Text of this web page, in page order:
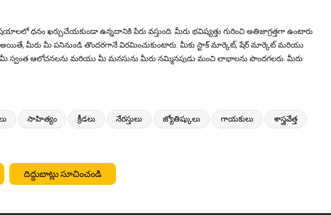
ఖర్చుచేయకుండా ఉన్నదానికి పేరు వస్తుంది. మీరు భవిష్యత్తు గురించి అతిజాగ్రత్తగా ఉంటారు
మీరు మీ పనినుండి తొందరగానే విరమించుకుంటారు. మీకు స్టాక్ మార్కెట్, షేర్ మార్కెట్ మరియు
స్వంత ఆలోచనలను మరియు మీ మనసును మీరు నమ్మినపుడు మంచి లాభాలను పొందగలరు. మీరు
సాహిత్యం క్రీడలు నేరస్తులు జ్యోతిష్కులు గాయకులు శాస్త్రవేత్త
దిద్దుబాట్లు సూచించండి